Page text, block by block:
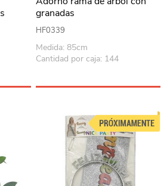
granadas
HF0339
Medida: 85cm
Cantidad por caja: 144